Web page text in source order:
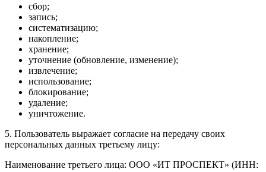
сбор;
запись;
систематизацию;
накопление;
хранение;
уточнение (обновление, изменение);
извлечение;
использование;
блокирование;
удаление;
уничтожение.
5. Пользователь выражает согласие на передачу своих
персональных данных третьему лицу:
Наименование третьего лица: ООО «ИТ ПРОСПЕКТ» (ИНН: